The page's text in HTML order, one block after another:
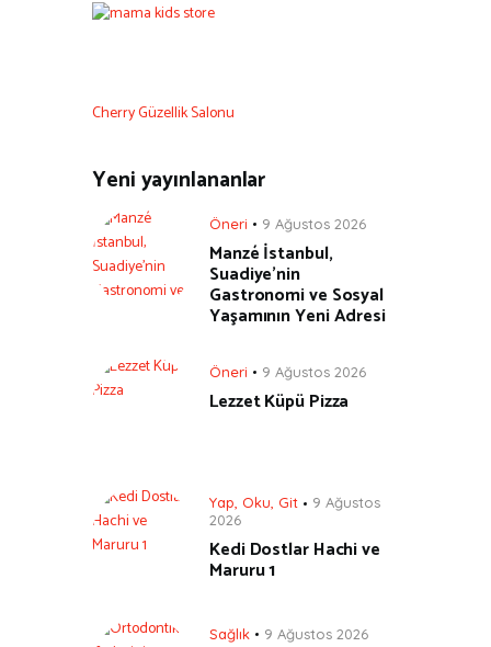
Cherry Güzellik Salonu
Yeni yayınlananlar
Öneri 9 Ağustos 2026
Manzé İstanbul,
Suadiye’nin
Gastronomi ve Sosyal
Yaşamının Yeni Adresi
Öneri 9 Ağustos 2026
Lezzet Küpü Pizza
Yap, Oku, Git
9 Ağustos
2026
Kedi Dostlar Hachi ve
Maruru 1
Sağlık 9 Ağustos 2026